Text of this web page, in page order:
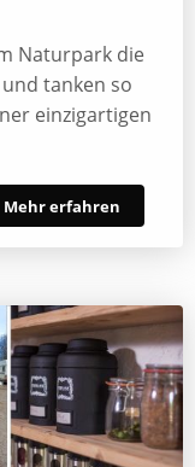
Naturpark die
tanken so
einzigartigen
Mehr erfahren